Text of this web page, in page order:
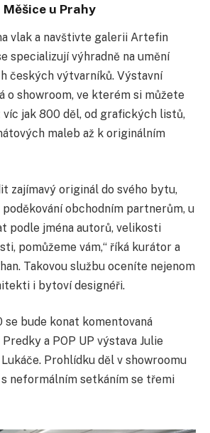
u Prahy
vlak a navštivte galerii Artefin
specializují výhradně na umění
českých výtvarníků. Výstavní
o showroom, ve kterém si můžete
jak 800 děl, od grafických listů,
maleb až k originálním
zajímavý originál do svého bytu,
obchodním partnerům, u
podle jména autorů, velikosti
pomůžeme vám,“ říká kurátor a
Takovou službu oceníte nejenom
i bytoví designéři.
se bude konat komentovaná
a POP UP výstava Julie
Prohlídku děl v showroomu
neformálním setkáním se třemi